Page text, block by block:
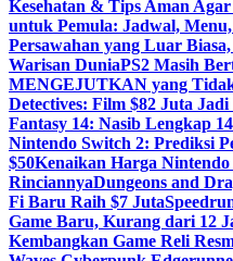
Kesehatan & Tips Aman
untuk Pemula: Jadwal,
Persawahan yang Luar
Warisan DuniaPS2 Masih
MENGEJUTKAN yang
Detectives: Film $82 Juta
Fantasy 14: Nasib Lengkap
Nintendo Switch 2: Prediksi
$50Kenaikan Harga
RinciannyaDungeons and
Fi Baru Raih $7 Juta
Game Baru, Kurang dari 12
Kembangkan Game Reli